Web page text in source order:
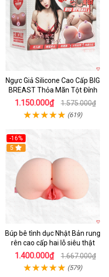
Ngực Giả Silicone Cao Cấp BIG
BREAST Thỏa Mãn Tột Đỉnh
1.150.000₫ 1.575.000₫
(619)
-16%
Hot
5
Búp bê tình dục Nhật Bản rung
rên cao cấp hai lỗ siêu thật
1.400.000₫ 1.667.000₫
(579)